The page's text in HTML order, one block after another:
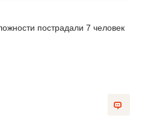
пострадали 7 человек